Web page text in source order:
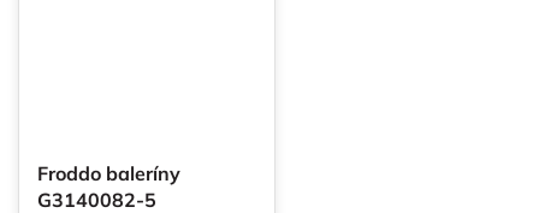
Froddo baleríny
G3140082-5